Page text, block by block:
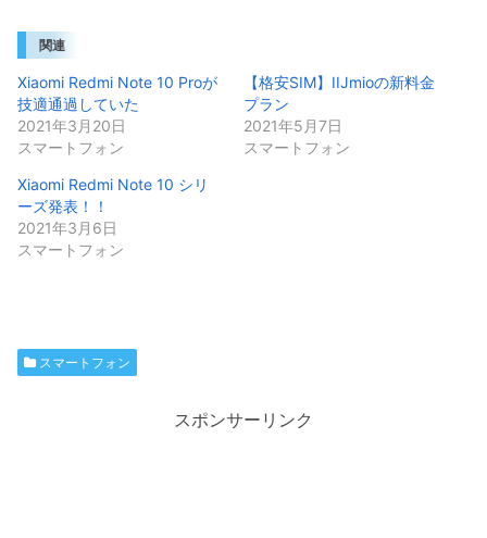
関連
Xiaomi Redmi Note 10 Proが
技適通過していた
2021年3月20日
スマートフォン
【格安SIM】IIJmioの新料金
プラン
2021年5月7日
スマートフォン
Xiaomi Redmi Note 10 シリ
ーズ発表！！
2021年3月6日
スマートフォン
スマートフォン
スポンサーリンク